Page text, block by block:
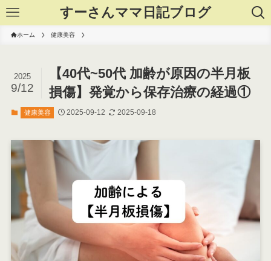
すーさんママ日記ブログ
ホーム 健康美容
【40代~50代 加齢が原因の半月板
損傷】発覚から保存治療の経過①
2025
9/12
健康美容 2025-09-12 2025-09-18